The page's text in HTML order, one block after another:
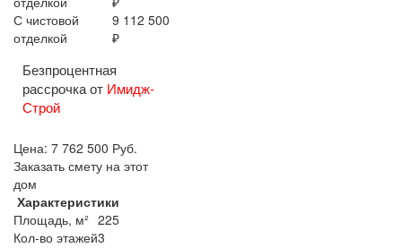
С чистовой
отделкой
9 112 500
₽
Безпроцентная
рассрочка от Имидж-
Строй
Цена: 7 762 500 Руб.
Заказать смету на этот
дом
Характеристики
Площадь, м² 225
Кол-во этажей3